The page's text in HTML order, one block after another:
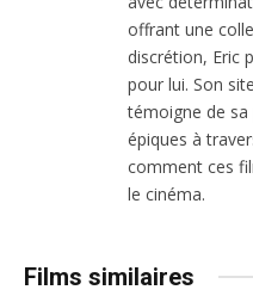
offrant une
discrétion, Eric
pour lui. Son
témoigne de sa
épiques à
comment ces
le cinéma.
Films similaires